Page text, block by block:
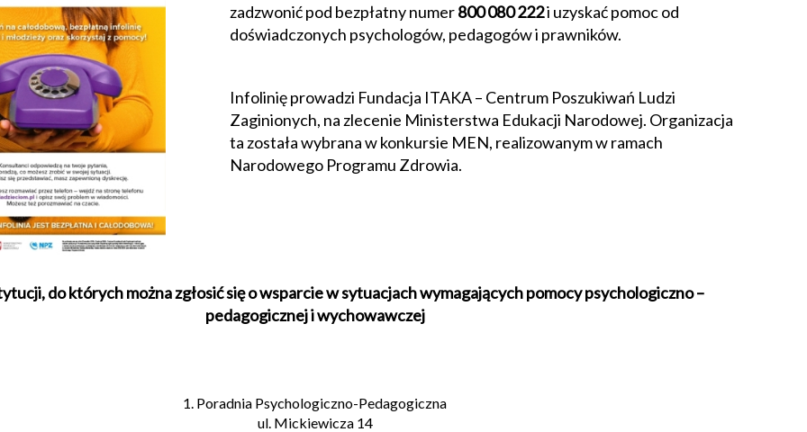
zadzwonić pod bezpłatny numer800 080 222i uzyskać pomoc od
doświadczonych psychologów, pedagogów i prawników.
Infolinię prowadzi Fundacja ITAKA – Centrum Poszukiwań Ludzi
Zaginionych, na zlecenie Ministerstwa Edukacji Narodowej. Organizacja
ta została wybrana w konkursie MEN, realizowanym w ramach
Narodowego Programu Zdrowia.
do których można zgłosić się o wsparcie w sytuacjach wymagających pomocy psychologiczno –
pedagogicznej i wychowawczej
1. Poradnia Psychologiczno-Pedagogiczna
ul. Mickiewicza 14